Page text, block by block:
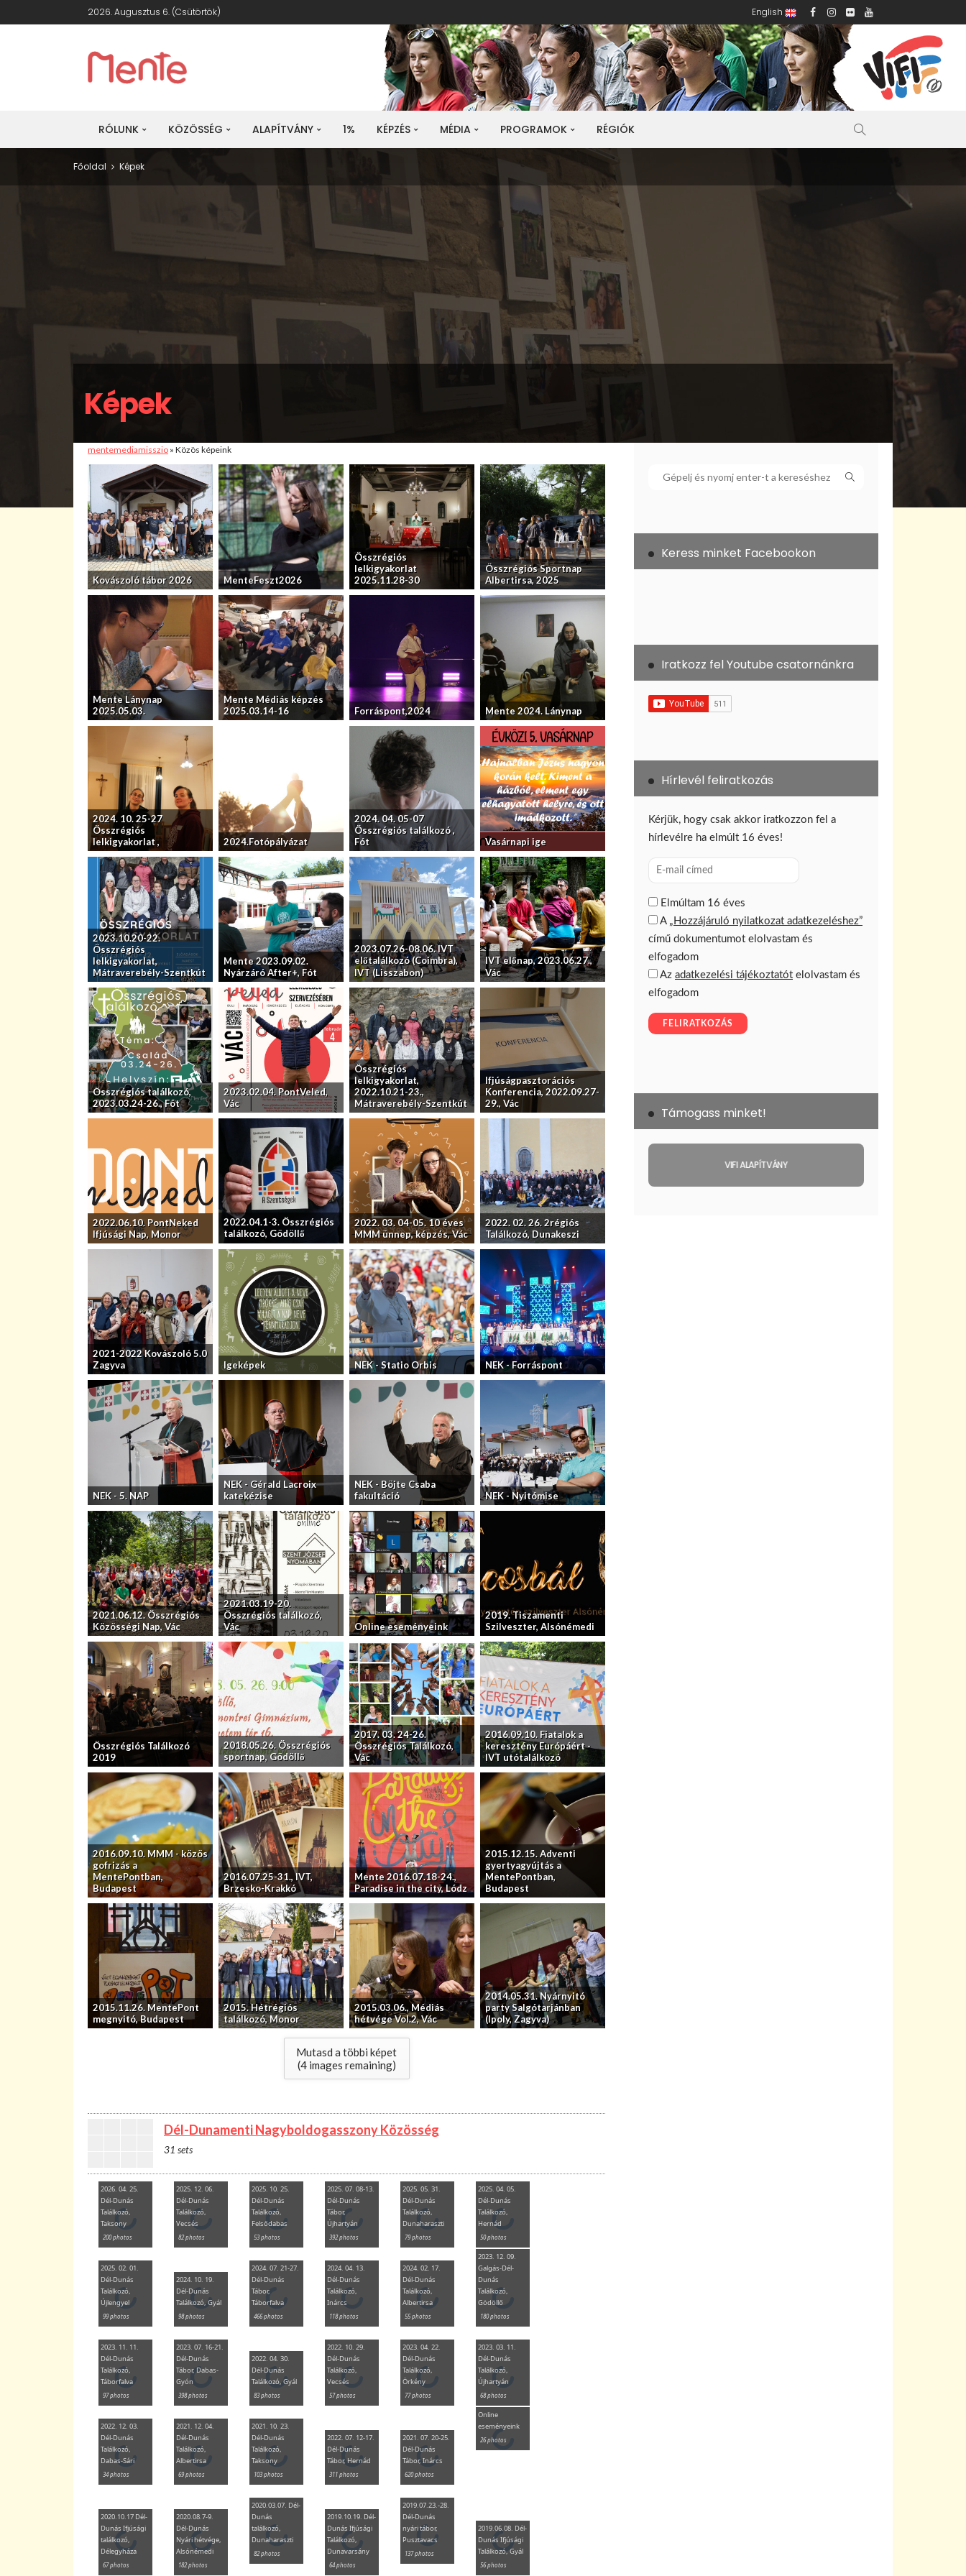
2026. Augusztus 6. (csütörtök) English
RÓLUNK KÖZÖSSÉG ALAPÍTVÁNY 1% KÉPZÉS MÉDIA PROGRAMOK RÉGIÓK
Főoldal Képek
Képek
mentemediamisszio » Közös képeink
Kovászoló tábor 2026 MenteFeszt2026
Összrégiós
lelkigyakorlat
2025.11.28-30
Összrégiós Sportnap
Albertirsa, 2025
Mente Lánynap
2025.05.03.
Mente Médiás képzés
2025.03.14-16
Forráspont,2024 Mente 2024. Lánynap
2024. 10. 25-27
Összrégiós
lelkigyakorlat ,
2024.Fotópályázat
2024. 04. 05-07
Összrégiós találkozó ,
Fót
Vasárnapi ige
2023.10.20-22.
Összrégiós
lelkigyakorlat,
Mátraverebély-Szentkút
Mente 2023.09.02.
Nyárzáró After+, Fót
2023.07.26-08.06. IVT
előtalálkozó (Coimbra),
IVT (Lisszabon)
IVT előnap, 2023.06.27.,
Vác
Összrégiós találkozó,
2023.03.24-26., Fót
2023.02.04. PontVeled,
Vác
Összrégiós
lelkigyakorlat,
2022.10.21-23.,
Mátraverebély-Szentkút
Ifjúságpasztorációs
Konferencia, 2022.09.27-
29., Vác
2022.06.10. PontNeked
Ifjúsági Nap, Monor
2022.04.1-3. Összrégiós
találkozó, Gödöllő
2022. 03. 04-05. 10 éves
MMM ünnep, képzés, Vác
2022. 02. 26. 2régiós
Találkozó, Dunakeszi
2021-2022 Kovászoló 5.0
Zagyva
Igeképek NEK - Statio Orbis NEK - Forráspont
NEK - 5. NAP
NEK - Gérald Lacroix
katekézise
NEK - Böjte Csaba
fakultáció
NEK - Nyitómise
2021.06.12. Összrégiós
Közösségi Nap, Vác
2021.03.19-20.
Összrégiós találkozó,
Vác
Online eseményeink
2019. Tiszamenti
Szilveszter, Alsónémedi
Összrégiós Találkozó
2019
2018.05.26. Összrégiós
sportnap, Gödöllő
2017. 03. 24-26.
Összrégiós Találkozó,
Vác
2016.09.10. Fiatalok a
keresztény Európáért -
IVT utótalálkozó
2016.09.10. MMM - közös
gofrizás a
MentePontban,
Budapest
2016.07.25-31., IVT,
Brzesko-Krakkó
Mente 2016.07.18-24.,
Paradise in the city, Lódz
2015.12.15. Adventi
gyertyagyújtás a
MentePontban,
Budapest
2015.11.26. MentePont
megnyitó, Budapest
2015. Hétrégiós
találkozó, Monor
2015.03.06., Médiás
hétvége Vol.2, Vác
2014.05.31. Nyárnyitó
party Salgótarjánban
(Ipoly, Zagyva)
Mutasd a többi képet
(4images remaining)
Dél-Dunamenti Nagyboldogasszony Közösség
31 sets
2026. 04. 25.
Dél-Dunás
Találkozó,
Taksony
200 photos
2025. 12. 06.
Dél-Dunás
Találkozó,
Vecsés
82 photos
2025. 10. 25.
Dél-Dunás
Találkozó,
Felsődabas
53 photos
2025. 07. 08-13.
Dél-Dunás
Tábor,
Újhartyán
392 photos
2025. 05. 31.
Dél-Dunás
Találkozó,
Dunaharaszti
79 photos
2025. 04. 05.
Dél-Dunás
Találkozó,
Hernád
50 photos
2025. 02. 01.
Dél-Dunás
Találkozó,
Újlengyel
99 photos
2024. 10. 19.
Dél-Dunás
Találkozó, Gyál
98 photos
2024. 07. 21-27.
Dél-Dunás
Tábor,
Táborfalva
466 photos
2024. 04. 13.
Dél-Dunás
Találkozó,
Inárcs
118 photos
2024. 02. 17.
Dél-Dunás
Találkozó,
Albertirsa
55 photos
2023. 12. 09.
Galgás-Dél-
Dunás
Találkozó,
Gödöllő
180 photos
2023. 11. 11.
Dél-Dunás
Találkozó,
Táborfalva
97 photos
2023. 07. 16-21.
Dél-Dunás
Tábor, Dabas-
Gyón
398 photos
2022. 04. 30.
Dél-Dunás
Találkozó, Gyál
83 photos
2022. 10. 29.
Dél-Dunás
Találkozó,
Vecsés
57 photos
2023. 04. 22.
Dél-Dunás
Találkozó,
Örkény
77 photos
2023. 03. 11.
Dél-Dunás
Találkozó,
Újhartyán
68 photos
2022. 12. 03.
Dél-Dunás
Találkozó,
Dabas-Sári
34 photos
2021. 12. 04.
Dél-Dunás
Találkozó,
Albertirsa
69 photos
2021. 10. 23.
Dél-Dunás
Találkozó,
Taksony
103 photos
2022. 07. 12-17.
Dél-Dunás
Tábor, Hernád
311 photos
2021. 07. 20-25.
Dél-Dunás
Tábor, Inárcs
620 photos
Online
eseményeink
26 photos
2020.10.17 Dél-
Dunás Ifjúsági
találkozó,
Délegyháza
67 photos
2020.08.7-9.
Dél-Dunás
Nyári hétvége,
Alsónémedi
182 photos
2020.03.07. Dél-
Dunás
találkozó,
Dunaharaszti
82 photos
2019.10.19. Dél-
Dunás Ifjúsági
Találkozó,
Dunavarsány
64 photos
2019.07.23.-28.
Dél-Dunás
nyári tábor,
Pusztavacs
137 photos
2019.06.08. Dél-
Dunás Ifjúsági
Találkozó, Gyál
56 photos
Keress minket Facebookon
Iratkozz fel Youtube csatornánkra
Hírlevél feliratkozás
Támogass minket!
VIFI ALAPÍTVÁNY